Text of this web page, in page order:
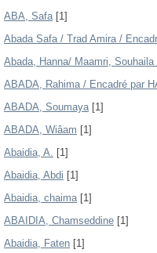
ABA, Safa[1]
Abada Safa / Trad Amira /
Abada, Hanna/ Maamri,
ABADA, Rahima / Encadré par
ABADA, Soumaya[1]
ABADA, Wiâam [1]
Abaidia, A. [1]
Abaidia, Abdi [1]
Abaidia, chaima[1]
ABAIDIA, Chamseddine [1]
Abaidia, Faten [1]